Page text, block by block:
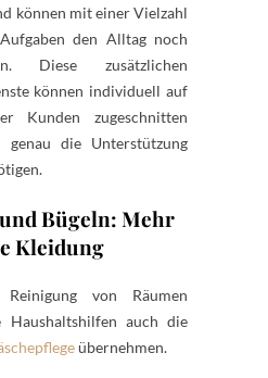
können mit einer Vielzahl
den Alltag noch
Diese zusätzlichen
können individuell auf
Kunden zugeschnitten
genau die Unterstützung
Bügeln: Mehr
Kleidung
von Räumen
Haushaltshilfen auch die
übernehmen.